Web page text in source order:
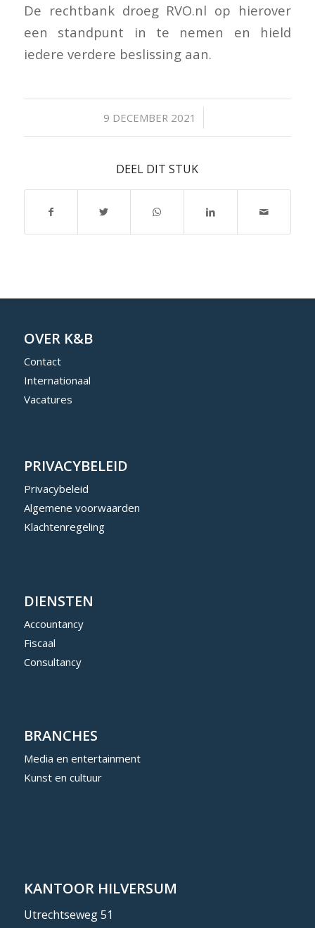
De rechtbank droeg RVO.nl op hierover
een standpunt in te nemen en hield
iedere verdere beslissing aan.
9 DECEMBER 2021
/
DEEL DIT STUK
OVER K&B
Contact
Internationaal
Vacatures
PRIVACYBELEID
Privacybeleid
Algemene voorwaarden
Klachtenregeling
DIENSTEN
Accountancy
Fiscaal
Consultancy
BRANCHES
Media en entertainment
Kunst en cultuur
KANTOOR HILVERSUM
Utrechtseweg 51